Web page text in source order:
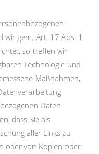
gem. Art. 17 Abs. 1
so treffen wir
Technologie und
Maßnahmen,
Daten
dass Sie als
aller Links zu
oder von Kopien oder